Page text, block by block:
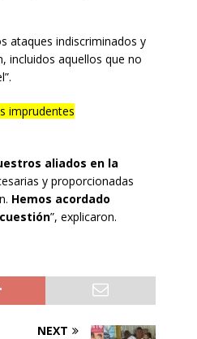
ataques indiscriminados y
incluidos aquellos que no
imprudentes
aliados en la
y proporcionadas
Hemos acordado
”, explicaron.
NEXT